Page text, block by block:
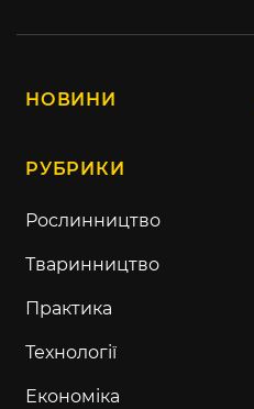
НОВИНИ
РУБРИКИ
Рослинництво
Тваринництво
Практика
Технології
Економіка